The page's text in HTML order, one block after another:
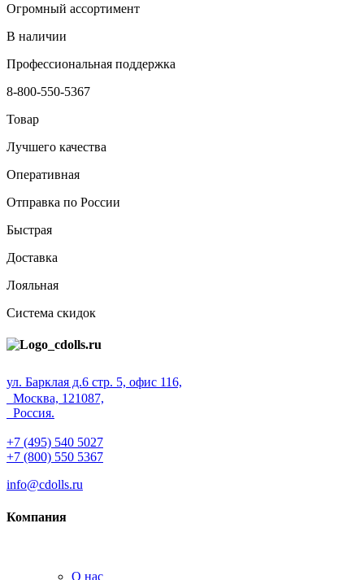
Огромный ассортимент
В наличии
Профессиональная поддержка
8-800-550-5367
Товар
Лучшего качества
Оперативная
Отправка по России
Быстрая
Доставка
Лояльная
Система скидок
ул. Барклая д.6 стр. 5, офис 116,
Москва, 121087,
Россия.
+7 (495) 540 5027
+7 (800) 550 5367
info@cdolls.ru
Компания
О нас